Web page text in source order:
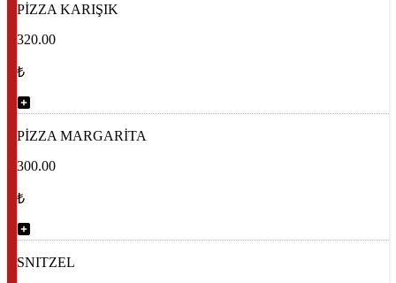
PİZZA KARIŞIK
320.00
₺
PİZZA MARGARİTA
300.00
₺
SNITZEL